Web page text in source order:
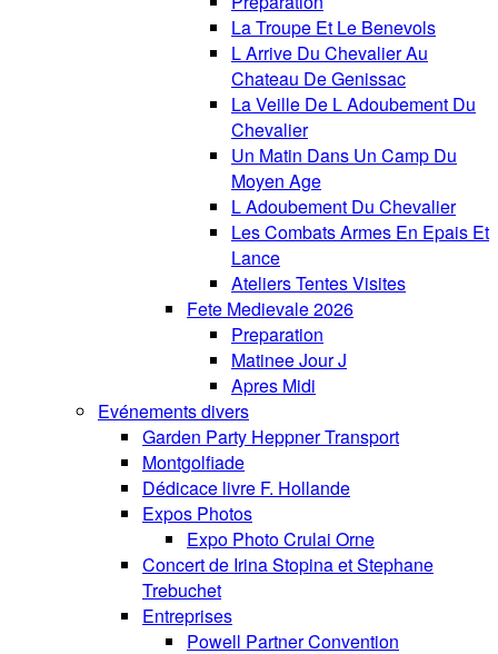
La Troupe Et Le Benevols
L Arrive Du Chevalier Au
Chateau De Genissac
La Veille De L Adoubement Du
Chevalier
Un Matin Dans Un Camp Du
Moyen Age
L Adoubement Du Chevalier
Les Combats Armes En Epais Et
Lance
Ateliers Tentes Visites
Fete Medievale 2026
Preparation
Matinee Jour J
Apres Midi
Evénements divers
Garden Party Heppner Transport
Montgolfiade
Dédicace livre F. Hollande
Expos Photos
Expo Photo Crulai Orne
Concert de Irina Stopina et Stephane
Trebuchet
Entreprises
Powell Partner Convention